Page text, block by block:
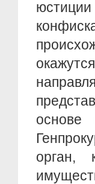
основе
орган,